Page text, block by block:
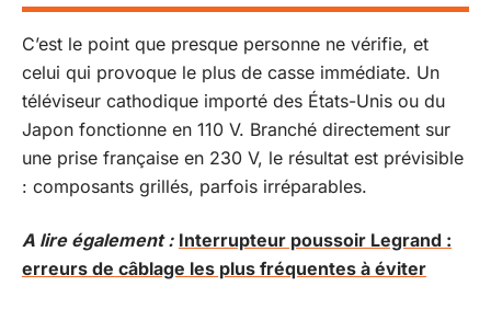
C’est le point que presque personne ne vérifie, et
celui qui provoque le plus de casse immédiate. Un
téléviseur cathodique importé des États-Unis ou du
Japon fonctionne en 110 V. Branché directement sur
une prise française en 230 V, le résultat est prévisible
: composants grillés, parfois irréparables.
A lire également : Interrupteur poussoir Legrand :
erreurs de câblage les plus fréquentes à éviter